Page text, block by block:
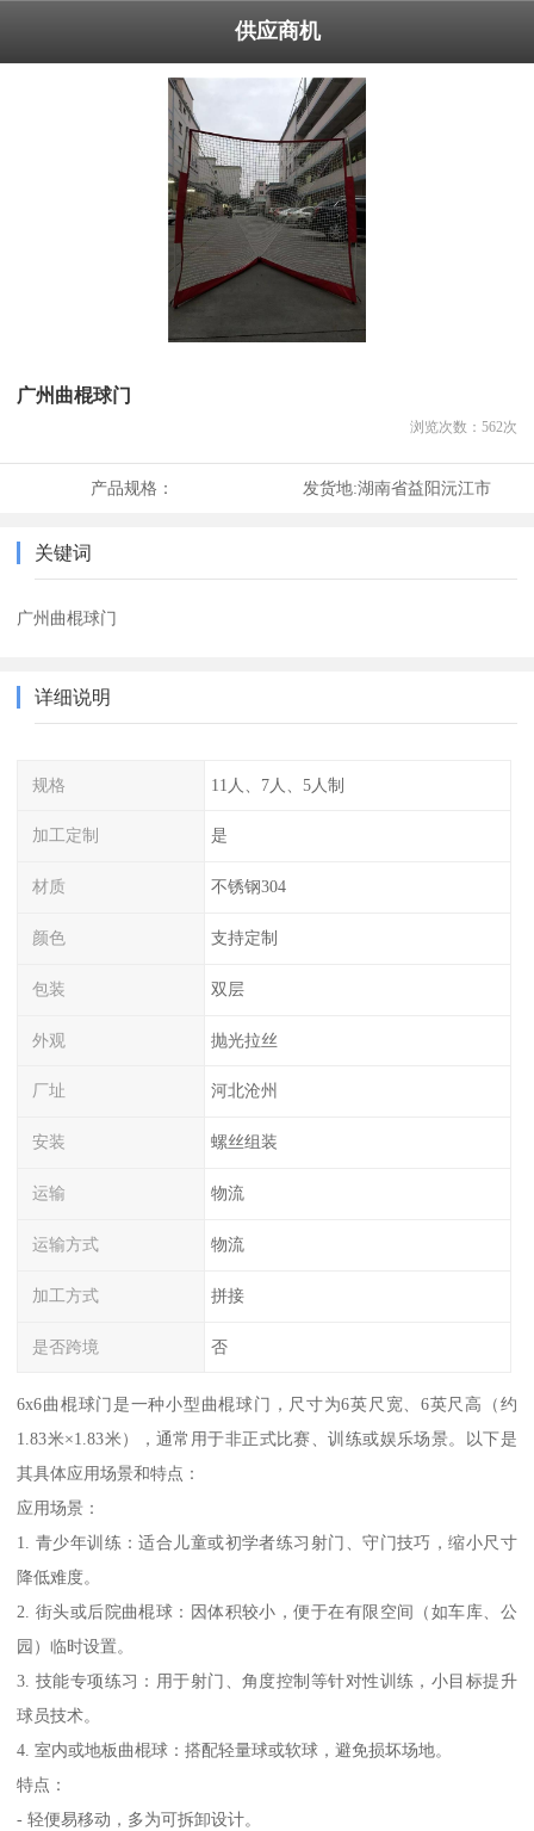
供应商机
广州曲棍球门
浏览次数： 562次
产品规格： 发货地:湖南省益阳沅江市
关键词
广州曲棍球门
详细说明
规格 11人、7人、5人制
加工定制 是
材质 不锈钢304
颜色 支持定制
包装 双层
外观 抛光拉丝
厂址 河北沧州
安装 螺丝组装
运输 物流
运输方式 物流
加工方式 拼接
是否跨境 否
6x6曲棍球门是一种小型曲棍球门，尺寸为6英尺宽、6英尺高（约
1.83米×1.83米），通常用于非正式比赛、训练或娱乐场景。以下是
其具体应用场景和特点：
应用场景：
1. 青少年训练：适合儿童或初学者练习射门、守门技巧，缩小尺寸
降低难度。
2. 街头或后院曲棍球：因体积较小，便于在有限空间（如车库、公
园）临时设置。
3. 技能专项练习：用于射门、角度控制等针对性训练，小目标提升
球员技术。
4. 室内或地板曲棍球：搭配轻量球或软球，避免损坏场地。
特点：
- 轻便易移动，多为可拆卸设计。